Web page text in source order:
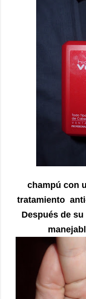
champú con
tratamiento
Después de